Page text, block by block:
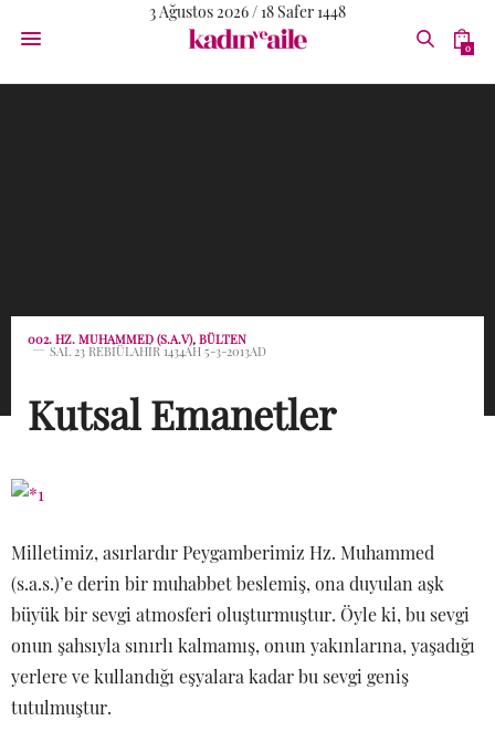
3 Ağustos 2026 / 18 Safer 1448
0
002. HZ. MUHAMMED (S.A.V), BÜLTEN
SAL 23 REBIÜLAHIR 1434AH 5-3-2013AD
Kutsal Emanetler
Milletimiz, asırlardır Peygamberimiz Hz. Muhammed
(s.a.s.)’e derin bir muhabbet beslemiş, ona duyulan aşk
büyük bir sevgi atmosferi oluşturmuştur. Öyle ki, bu sevgi
onun şahsıyla sınırlı kalmamış, onun yakınlarına, yaşadığı
yerlere ve kullandığı eşyalara kadar bu sevgi geniş
tutulmuştur.